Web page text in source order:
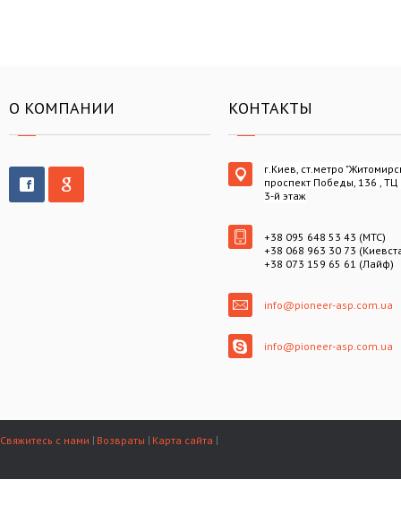
О КОМПАНИИ КОНТАКТЫ
г.Киев, ст.метро
проспект Победы, 136 , ТЦ
3-й этаж
+38 095 648 53 43 (МТС)
+38 068 963 30 73
+38 073 159 65 61 (Лайф)
info@pioneer-asp.com.ua
info@pioneer-asp.com.ua
Свяжитесь с нами Возвраты Карта сайта